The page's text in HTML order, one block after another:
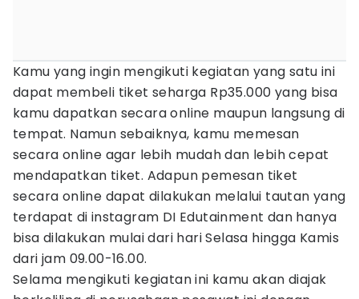
Kamu yang ingin mengikuti kegiatan yang satu ini
dapat membeli tiket seharga Rp35.000 yang bisa
kamu dapatkan secara online maupun langsung di
tempat. Namun sebaiknya, kamu memesan
secara online agar lebih mudah dan lebih cepat
mendapatkan tiket. Adapun pemesan tiket
secara online dapat dilakukan melalui tautan yang
terdapat di instagram DI Edutainment dan hanya
bisa dilakukan mulai dari hari Selasa hingga Kamis
dari jam 09.00-16.00.
Selama mengikuti kegiatan ini kamu akan diajak